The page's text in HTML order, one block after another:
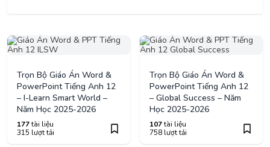
Trọn Bộ Giáo Án Word &
PowerPoint Tiếng Anh 12
– I-Learn Smart World –
Năm Học 2025-2026
177tài liệu
315 lượt tải
Trọn Bộ Giáo Án Word &
PowerPoint Tiếng Anh 12
– Global Success – Năm
Học 2025-2026
107tài liệu
758 lượt tải